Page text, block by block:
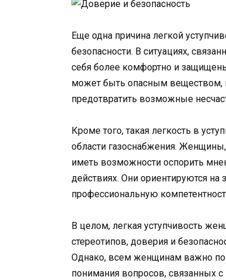
Еще одна причина легкой
безопасности. В ситуациях,
себя более комфортно и
может быть опасным веществом,
предотвратить возможные
Кроме того, такая легкость в
области газоснабжения.
иметь возможности оспорить
действиях. Они ориентируются на
профессиональную
В целом, легкая уступчивость
стереотипов, доверия и
Однако, всем женщинам важно
понимания вопросов, связанных